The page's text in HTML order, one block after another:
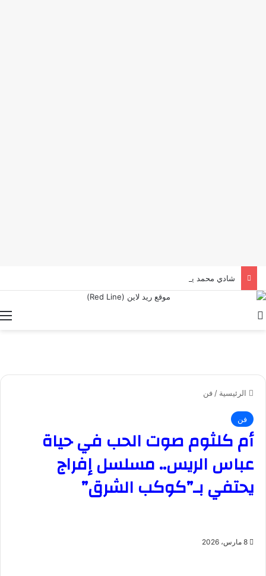
شادي محمد يعلن عن الدوره الخامسه لمهرجان الأفضل .
الرئيسية / فن
فن
أم كلثوم صوت الحب في حياة
عباس الريس.. مسلسل إفراج
يحتفي بـ”كوكب الشرق”
8 مارس، 2026